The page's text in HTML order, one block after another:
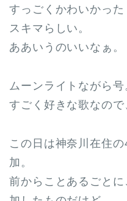
すっごくかわいかった
スキマらしい。
ああいうのいいなぁ。
ムーンライトながら号
すごく好きな歌なので
この日は神奈川在住
加。
前からことあるごと